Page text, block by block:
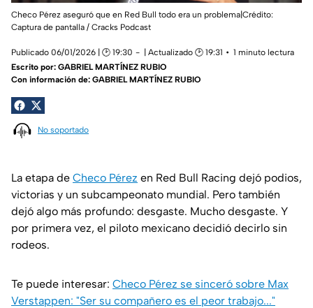
Checo Pérez aseguró que en Red Bull todo era un problema|Crédito:
Captura de pantalla / Cracks Podcast
Publicado 06/01/2026 | 🕑 19:30 | Actualizado 🕑 19:31
1 minuto lectura
Escrito por: GABRIEL MARTÍNEZ RUBIO
Con información de: GABRIEL MARTÍNEZ RUBIO
No soportado
La etapa de Checo Pérez en Red Bull Racing dejó podios,
victorias y un subcampeonato mundial. Pero también
dejó algo más profundo: desgaste. Mucho desgaste. Y
por primera vez, el piloto mexicano decidió decirlo sin
rodeos.
Te puede interesar: Checo Pérez se sinceró sobre Max
Verstappen: "Ser su compañero es el peor trabajo..."